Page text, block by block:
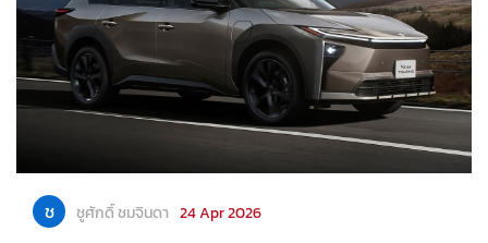
ช ชูศักดิ์ ชมจินดา 24 Apr 2026